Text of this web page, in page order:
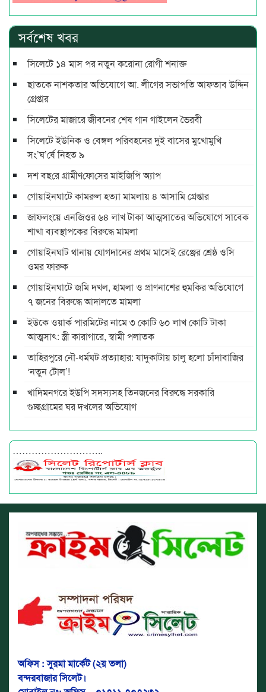
সর্বশেষ খবর
সিলেটে ১৪ মাস পর নতুন করোনা রোগী শনাক্ত
ছাতকে নাশকতার অভিযোগে আ. লীগের সভাপ‌তি আফতাব উদ্দিন
গ্রেপ্তার
সিলেটের মাজারে জীবনের শেষ গান গাইলেন ভৈরবী
সিলেটে ইউনিক ও বেঙ্গল পরিবহনের দুই বাসের মুখোমুখি
সং’ঘ’র্ষে নিহত ৯
দশ বছ‌রে গ্রামীণ‌ফো‌সের মাইজিপি অ্যাপ
গোয়াইনঘাটে কামরুল হত্যা মামলায় ৪ আসামি গ্রেপ্তার
জাফলংয়ে এনজিওর ৬৪ লাখ টাকা আত্মসাতের অভিযোগে সাবেক
শাখা ব্যবস্থাপকের বিরুদ্ধে মামলা
গোয়াইনঘাট থানায় যোগদানের প্রথম মাসেই রেঞ্জের শ্রেষ্ঠ ওসি
ওমর ফারুক
গোয়াইনঘাটে জমি দখল, হামলা ও প্রাণনাশের হুমকির অভিযোগে
৭ জনের বিরুদ্ধে আদালতে মামলা
ইউকে ওয়ার্ক পারমিটের নামে ৩ কোটি ৬০ লাখ কোটি টাকা
আত্মসাৎ: স্ত্রী কারাগারে, স্বামী পলাতক
তাহিরপুরে নৌ-ধর্মঘট প্রত্যাহার: যাদুকাটায় চালু হলো চাঁদাবাজির
‘নতুন টোল’!
খাদিমনগরে ইউপি সদস্যসহ তিনজনের বিরুদ্ধে সরকারি
গুচ্ছগ্রামের ঘর দখলের অভিযোগ
………………………..
অফিস : সুরমা মার্কেট (২য় তলা)
বন্দরবাজার সিলেট।